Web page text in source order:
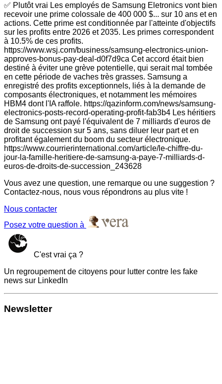
✅ Plutôt vrai Les employés de Samsung Eletronics vont bien
recevoir une prime colossale de 400 000 $... sur 10 ans et en
actions. Cette prime est conditionnée par l'atteinte d'objectifs
sur les profits entre 2026 et 2035. Les primes correspondent
à 10.5% de ces profits.
https://www.wsj.com/business/samsung-electronics-union-
approves-bonus-pay-deal-d0f7d9ca Cet accord était bien
destiné à éviter une grève potentielle, qui serait mal tombée
en cette période de vaches très grasses. Samsung a
enregistré des profits exceptionnels, liés à la demande de
composants électroniques, et notamment les mémoires
HBM4 dont l'IA raffole. https://qazinform.com/news/samsung-
electronics-posts-record-operating-profit-fab3b4 Les héritiers
de Samsung ont payé l'équivalent de 7 milliards d'euros de
droit de succession sur 5 ans, sans diluer leur part et en
profitant également du boom du secteur électronique.
https://www.courrierinternational.com/article/le-chiffre-du-
jour-la-famille-heritiere-de-samsung-a-paye-7-milliards-d-
euros-de-droits-de-succession_243628
Vous avez une question, une remarque ou une suggestion ?
Contactez-nous, nous vous répondrons au plus vite !
Nous contacter
Posez votre question à
C'est vrai ça ?
Un regroupement de citoyens pour lutter contre les fake
news sur LinkedIn
Newsletter